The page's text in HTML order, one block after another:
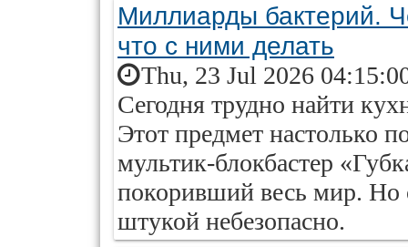
Миллиарды бактерий.
что с ними делать
Thu, 23 Jul 2026
Сегодня трудно найти
Этот предмет настолько
мультик-блокбастер
покоривший весь мир. Но
штукой небезопасно.